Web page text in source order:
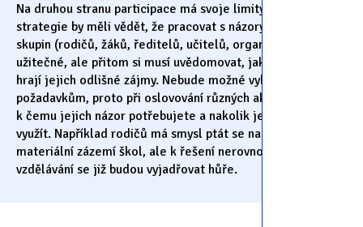
Na druhou stranu participace má svoje limity. Autoři
strategie by měli vědět, že pracovat s názory různých
skupin (rodičů, žáků, ředitelů, učitelů, organizací…) je
užitečné, ale přitom si musí uvědomovat, jakou roli zde
hrají jejich odlišné zájmy. Nebude možné vyhovět všem
požadavkům, proto při oslovování různých aktérů zvažujte,
k čemu jejich názor potřebujete a nakolik jej hodláte
využít. Například rodičů má smysl ptát se například na
materiální zázemí škol, ale k řešení nerovnovností ve
vzdělávání se již budou vyjadřovat hůře.